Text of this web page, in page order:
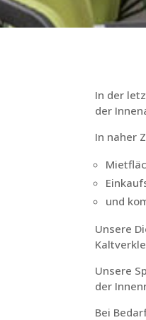
In der
der
In naher
und
Unsere
Unsere
der
Bei